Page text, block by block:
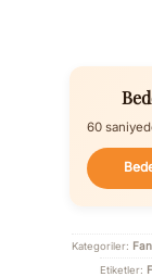
60
Kategoriler:
Etiketler: